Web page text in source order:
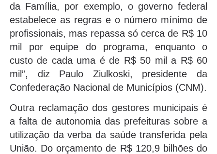
da Família, por exemplo, o governo federal
estabelece as regras e o número mínimo de
profissionais, mas repassa só cerca de R$ 10
mil por equipe do programa, enquanto o
custo de cada uma é de R$ 50 mil a R$ 60
mil”, diz Paulo Ziulkoski, presidente da
Confederação Nacional de Municípios (CNM).
Outra reclamação dos gestores municipais é
a falta de autonomia das prefeituras sobre a
utilização da verba da saúde transferida pela
União. Do orçamento de R$ 120,9 bilhões do